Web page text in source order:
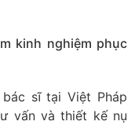
kinh nghiệm phục
sĩ tại Việt Pháp
vấn và thiết kế nụ